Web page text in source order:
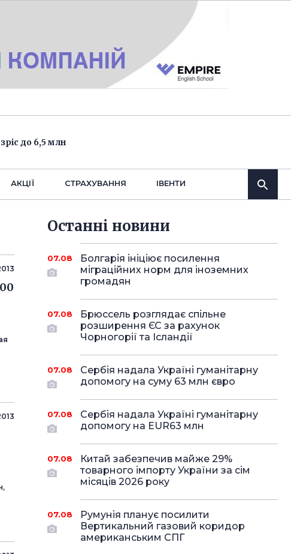
до 6,5 млн
АКЦІЇ СТРАХУВАННЯ IВЕНТИ
Останнi новини
07.08
Болгарія ініціює посилення
міграційних норм для іноземних
громадян
07.08
Брюссель розглядає спільне
розширення ЄС за рахунок
Чорногорії та Ісландії
07.08
Сербія надала Україні гуманітарну
допомогу на суму 63 млн євро
07.08
Сербія надала Україні гуманітарну
допомогу на EUR63 млн
07.08
Китай забезпечив майже 29%
товарного імпорту України за сім
місяців 2026 року
07.08
Румунія планує посилити
Вертикальний газовий коридор
американським СПГ